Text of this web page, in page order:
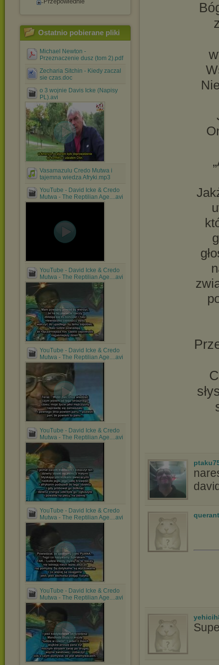
Ostatnio pobierane pliki
Michael Newton -
Przeznaczenie dusz (tom 2).pdf
Zecharia Sitchin - Kiedy zaczal
sie czas.doc
o 3 wojnie Davis Icke (Napisy
PL).avi
Vasamazulu Credo Mutwa i
tajemna wiedza Afryki.mp3
YouTube - David Icke & Credo
Mutwa - The Reptilian Age....avi
YouTube - David Icke & Credo
Mutwa - The Reptilian Age....avi
YouTube - David Icke & Credo
Mutwa - The Reptilian Age....avi
YouTube - David Icke & Credo
Mutwa - The Reptilian Age....avi
YouTube - David Icke & Credo
Mutwa - The Reptilian Age....avi
YouTube - David Icke & Credo
Mutwa - The Reptilian Age....avi